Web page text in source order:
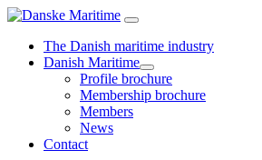
The Danish maritime industry
Danish Maritime
Profile brochure
Membership brochure
Members
News
Contact